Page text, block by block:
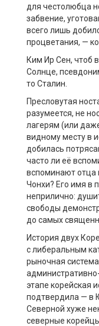
для честолюбца
забвение,
всего лишь
процветания, —
Ким Ир Сен, чтоб
Солнце,
то Сталин.
Пресловутая
разумеется, не
лагерям (или
видному месту в
добилась
часто ли её
вспоминают отца
Чонхи? Его имя в
неприлично:
свободы
до самых
История двух
с либеральным
рыночная
этапе корейская
подтвердила — в
Северной хуже
северные